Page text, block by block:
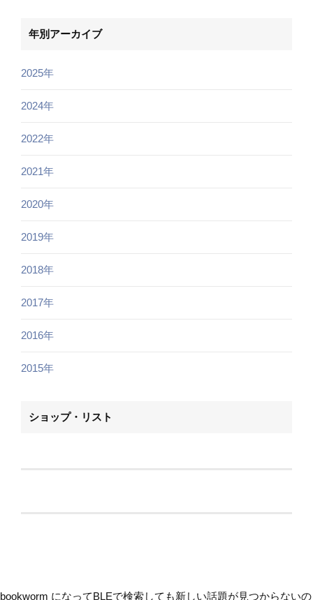
年別アーカイブ
2025年
2024年
2022年
2021年
2020年
2019年
2018年
2017年
2016年
2015年
ショップ・リスト
bookworm になってBLEで検索しても新しい話題が見つからないの